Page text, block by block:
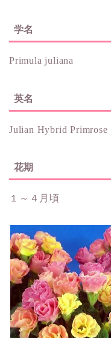
学名
Primula juliana
英名
Julian Hybrid Primrose
花期
１～４月頃